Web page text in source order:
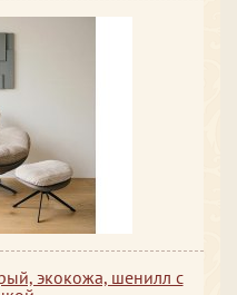
экокожа, шенилл с